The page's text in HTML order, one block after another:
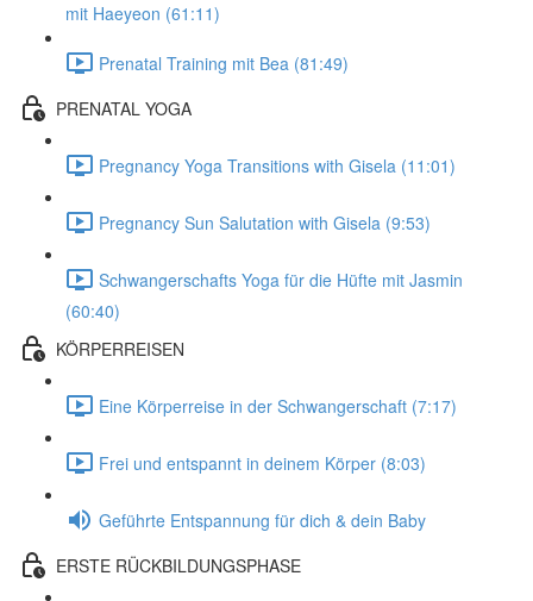
mit Haeyeon (61:11)
Prenatal Training mit Bea (81:49)
PRENATAL YOGA
Pregnancy Yoga Transitions with Gisela (11:01)
Pregnancy Sun Salutation with Gisela (9:53)
Schwangerschafts Yoga für die Hüfte mit Jasmin
(60:40)
KÖRPERREISEN
Eine Körperreise in der Schwangerschaft (7:17)
Frei und entspannt in deinem Körper (8:03)
Geführte Entspannung für dich & dein Baby
ERSTE RÜCKBILDUNGSPHASE